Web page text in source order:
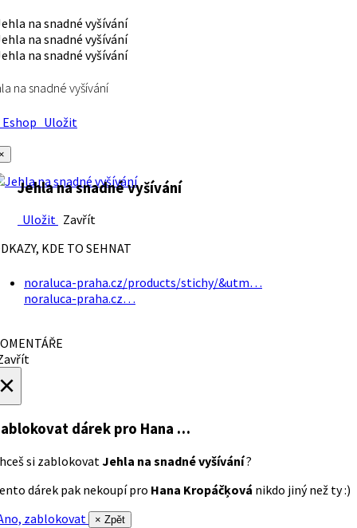
na snadné vyšívání
Uložit
Jehla na snadné vyšívání
Uložit Zavřít
KDE TO SEHNAT
noraluca-praha.cz/products/stichy/&utm…
noraluca-praha.cz…
dárek pro Hana …
si zablokovatJehla na snadné vyšívání?
dárek pak nekoupí pro Hana Kropáčķová nikdo jiný než ty :)
zablokovat
× Zpět